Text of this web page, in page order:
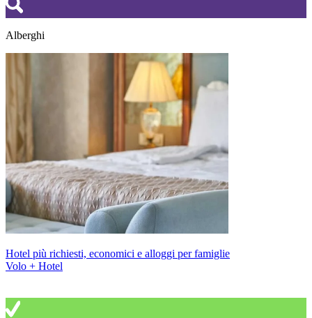
Alberghi
Hotel più richiesti, economici e alloggi per famiglie
Volo + Hotel